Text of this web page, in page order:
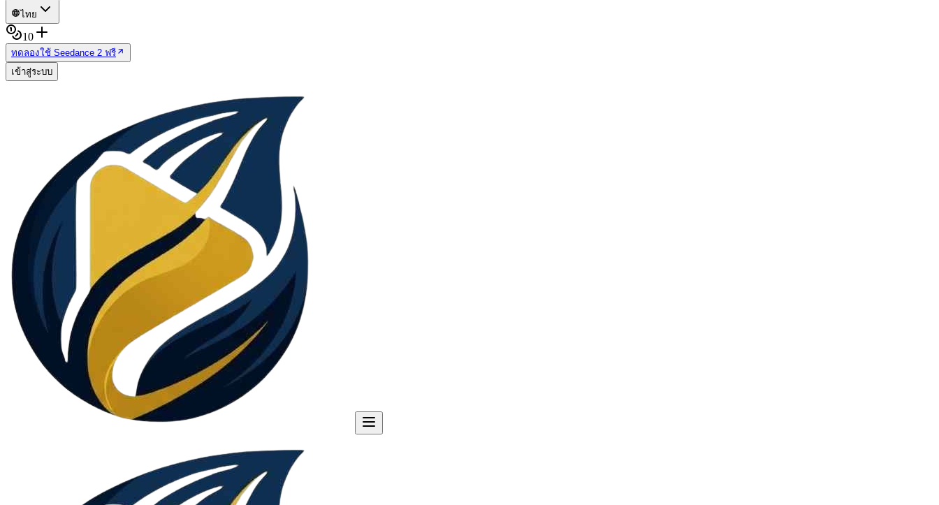
ไทย
10
ทดลองใช้ Seedance 2 ฟรี
เข้าสู่ระบบ